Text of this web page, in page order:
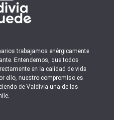
trabajamos enérgicamente
Entendemos, que todos
en la calidad de vida
ello, nuestro compromiso es
de Valdivia una de las